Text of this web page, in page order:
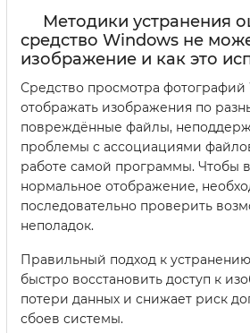
Методики устранения
средство Windows не
изображение и как это
Средство просмотра
отображать изображения по
повреждённые файлы,
проблемы с ассоциациями
работе самой программы. Чтобы
нормальное отображение,
последовательно проверить
неполадок.
Правильный подход к
быстро восстановить доступ к
потери данных и снижает риск
сбоев системы.